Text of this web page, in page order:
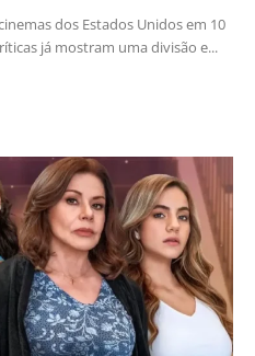
dos Estados Unidos em 10
já mostram uma divisão e...